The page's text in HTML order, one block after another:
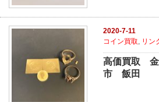
2020-7-11
コイン買取, リン
高価買取
市 飯田